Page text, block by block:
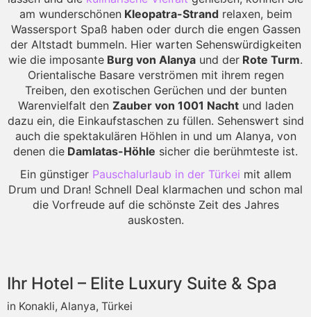
am wunderschönenKleopatra-Strandrelaxen, beim
Wassersport Spaß haben oder durch die engen Gassen
der Altstadt bummeln. Hier warten Sehenswürdigkeiten
wie die imposante Burg von Alanya und der Rote Turm.
Orientalische Basare verströmen mit ihrem regen
Treiben, den exotischen Gerüchen und der bunten
Warenvielfalt den Zauber von 1001 Nachtund laden
dazu ein, die Einkaufstaschen zu füllen. Sehenswert sind
auch die spektakulären Höhlen in und um Alanya, von
denen die Damlatas-Höhle sicher die berühmteste ist.
Ein günstiger Pauschalurlaub in der Türkei mit allem
Drum und Dran! Schnell Deal klarmachen und schon mal
die Vorfreude auf die schönste Zeit des Jahres
auskosten.
Ihr Hotel – Elite Luxury Suite & Spa
in Konakli, Alanya, Türkei